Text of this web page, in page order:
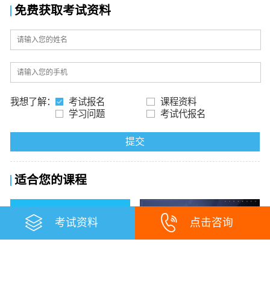
免费获取考试资料
我想了解： 考试报名
课程资料
学习问题
考试代报名
提交
适合您的课程
考试资料 点击咨询